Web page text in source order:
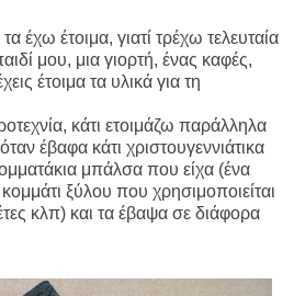
έχω έτοιμα, γιατί τρέχω τελευταία
μου, μια γιορτή, ένας καφές,
έτοιμα τα υλικά για τη
κάτι ετοιμάζω παράλληλα
έβαφα κάτι χριστουγεννιάτικα
μπάλσα που είχα (ένα
ξύλου που χρησιμοποιείται
κλπ) και τα έβαψα σε διάφορα